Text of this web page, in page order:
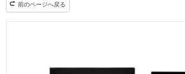
前のページへ戻る